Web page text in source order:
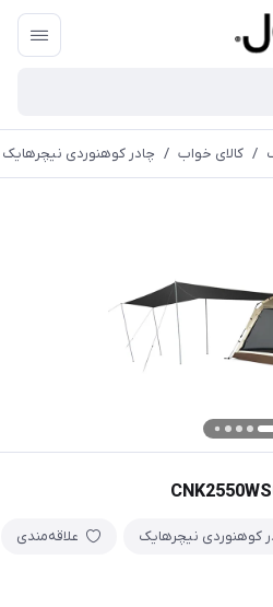
/ کالای خواب / چادر کوهنوردی نیچرهایک
کوهنوردی نیچرهایک علاقه‌مندی